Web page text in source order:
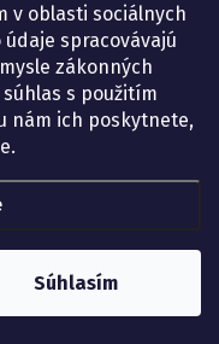
v oblasti sociálnych
spracovávajú
zákonných
s použitím
nám ich poskytnete,
Súhlasím